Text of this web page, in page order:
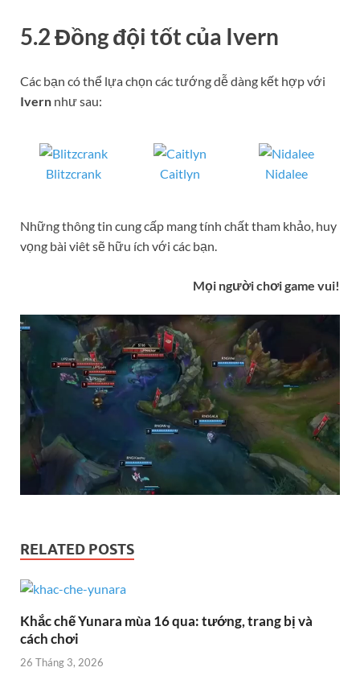
5.2 Đồng đội tốt của Ivern
Các bạn có thể lựa chọn các tướng dễ dàng kết hợp với
Ivern như sau:
Blitzcrank Caitlyn Nidalee
Những thông tin cung cấp mang tính chất tham khảo, huy
vọng bài viêt sẽ hữu ích với các bạn.
Mọi người chơi game vui!
RELATED POSTS
Khắc chế Yunara mùa 16 qua: tướng, trang bị và
cách chơi
26 Tháng 3, 2026